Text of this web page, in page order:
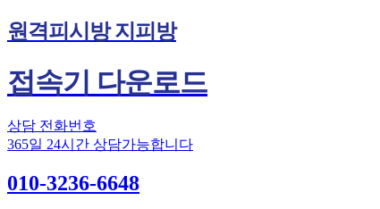
원격피시방 지피방
접속기 다운로드
상담 전화번호
365일 24시간 상담가능합니다
010-3236-6648